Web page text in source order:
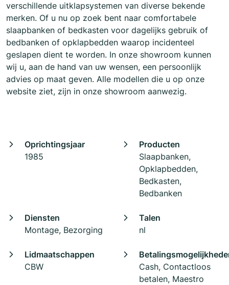
verschillende uitklapsystemen van diverse bekende
merken. Of u nu op zoek bent naar comfortabele
slaapbanken of bedkasten voor dagelijks gebruik of
bedbanken of opklapbedden waarop incidenteel
geslapen dient te worden. In onze showroom kunnen
wij u, aan de hand van uw wensen, een persoonlijk
advies op maat geven. Alle modellen die u op onze
website ziet, zijn in onze showroom aanwezig.
Oprichtingsjaar
1985
Producten
Slaapbanken,
Opklapbedden,
Bedkasten,
Bedbanken
Diensten
Montage, Bezorging
Talen
nl
Lidmaatschappen
CBW
Cash, Contactloos
betalen, Maestro